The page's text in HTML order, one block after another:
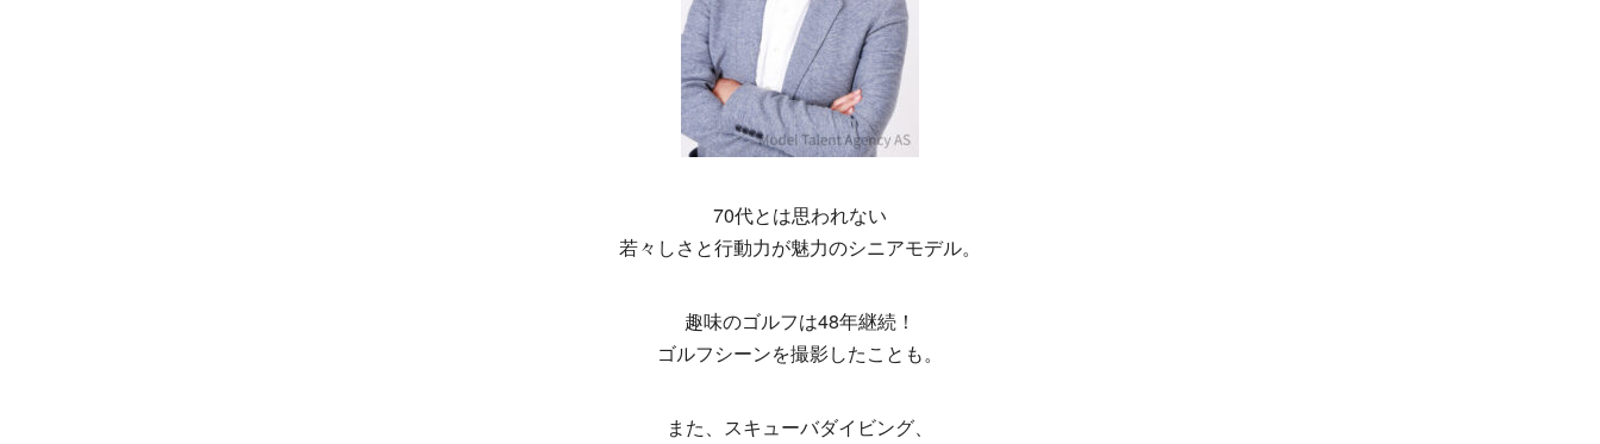
70代とは思われない
若々しさと行動力が魅力のシニアモデル。
趣味のゴルフは48年継続！
ゴルフシーンを撮影したことも。
また、スキューバダイビング、